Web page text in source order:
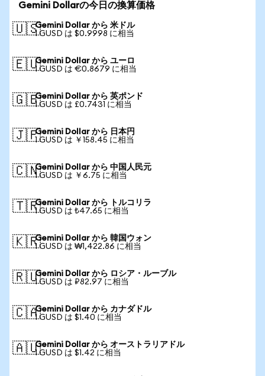
Gemini Dollarの今日の換算価格
🇺🇸Gemini Dollar から 米ドル
1 GUSD は $0.9998 に相当
🇪🇺Gemini Dollar から ユーロ
1 GUSD は €0.8679 に相当
🇬🇧Gemini Dollar から 英ポンド
1 GUSD は £0.7431 に相当
🇯🇵Gemini Dollar から 日本円
1 GUSD は ￥158.45 に相当
🇨🇳Gemini Dollar から 中国人民元
1 GUSD は ￥6.75 に相当
🇹🇷Gemini Dollar から トルコリラ
1 GUSD は ₺47.65 に相当
🇰🇷Gemini Dollar から 韓国ウォン
1 GUSD は ₩1,422.86 に相当
🇷🇺Gemini Dollar から ロシア・ルーブル
1 GUSD は ₽82.97 に相当
🇨🇦Gemini Dollar から カナダドル
1 GUSD は $1.40 に相当
🇦🇺Gemini Dollar から オーストラリアドル
1 GUSD は $1.42 に相当